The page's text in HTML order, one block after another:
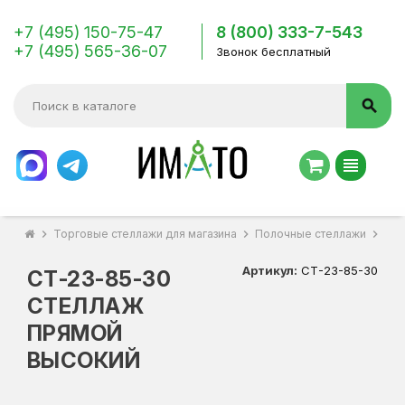
+7 (495) 150-75-47
+7 (495) 565-36-07
8 (800) 333-7-543
Звонок бесплатный
search
view_headline
chevron_right Торговые стеллажи для магазина chevron_right Полочные стеллажи chevron_right
СТ-23-85-30
СТЕЛЛАЖ
ПРЯМОЙ
ВЫСОКИЙ
Артикул: СТ-23-85-30